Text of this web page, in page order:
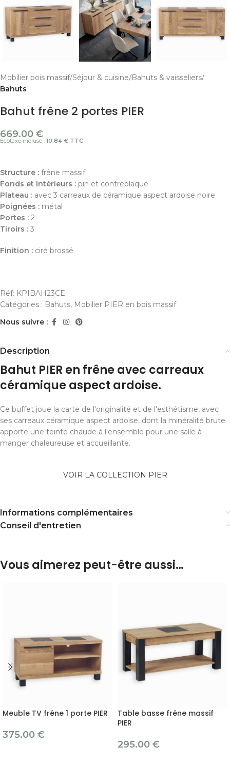
Mobilier bois massif Séjour & cuisine Bahuts & vaisseliers
Bahuts
Bahut frêne 2 portes PIER
669.00 €
Ecotaxe incluse : 10.84 € TTC
Structure : frêne massif
Fonds et intérieurs : pin et contreplaqué
Plateau : avec 3 carreaux de céramique aspect ardoise noire
Poignées : métal
Portes : 2
Tiroirs : 3
Finition : ciré brossé
Réf: KPIBAH23CE
Catégories : Bahuts, Mobilier PIER en bois massif
Nous suivre :
Description
Bahut PIER en frêne avec carreaux
céramique aspect ardoise.
Ce buffet joue la carte de l'originalité et de l'esthétisme, avec
ses carreaux céramique aspect ardoise, dont la minéralité brute
apporte une teinte chaude à l'ensemble pour une salle à
manger chaleureuse et accueillante.
VOIR LA COLLECTION PIER
Informations complémentaires
Conseil d'entretien
Vous aimerez peut-être aussi…
Meuble TV frêne 1 porte PIER
375.00 €
Table basse frêne massif
PIER
295.00 €